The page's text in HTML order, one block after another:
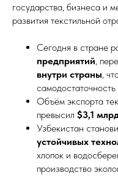
государства, бизнеса и
развития текстильной
Сегодня в стране
предприятий ,
внутри страны ,
самодостаточность
Объём экспорта
превысил $3,1
Узбекистан
устойчивых
хлопок и
производство